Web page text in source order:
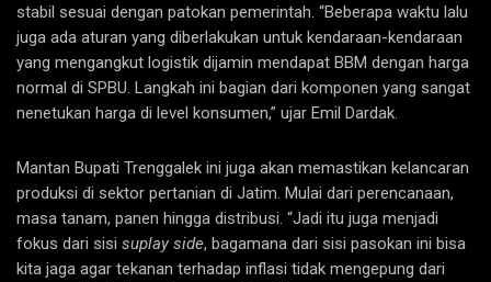
stabil sesuai dengan patokan pemerintah. “Beberapa waktu lalu
juga ada aturan yang diberlakukan untuk kendaraan-kendaraan
yang mengangkut logistik dijamin mendapat BBM dengan harga
normal di SPBU. Langkah ini bagian dari komponen yang sangat
nenetukan harga di level konsumen,” ujar Emil Dardak.
Mantan Bupati Trenggalek ini juga akan memastikan kelancaran
produksi di sektor pertanian di Jatim. Mulai dari perencanaan,
masa tanam, panen hingga distribusi. “Jadi itu juga menjadi
fokus dari sisi suplay side, bagamana dari sisi pasokan ini bisa
kita jaga agar tekanan terhadap inflasi tidak mengepung dari